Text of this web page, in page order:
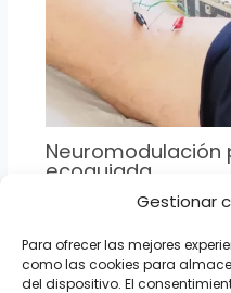
Gestionar
Para ofrecer las mejores
como las cookies para
del dispositivo. El
Neuromodulación
ecoguiada